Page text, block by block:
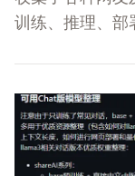
训练、推理、部